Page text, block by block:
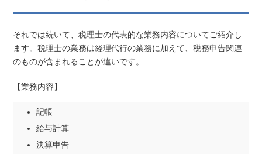
それでは続いて、税理士の代表的な業務内容についてご紹介し
ます。税理士の業務は経理代行の業務に加えて、税務申告関連
のものが含まれることが違いです。
【業務内容】
記帳
給与計算
決算申告